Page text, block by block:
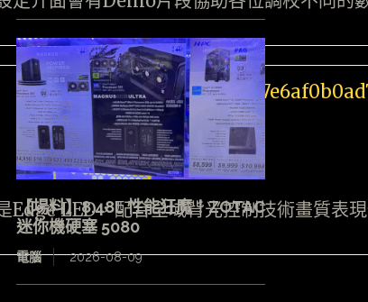
Edge LED，配合全域背光控制技術畫質表
【場料】8.48L 性能狂魔！ZOTAC
迷你機硬塞 5080
電腦 2026-08-09